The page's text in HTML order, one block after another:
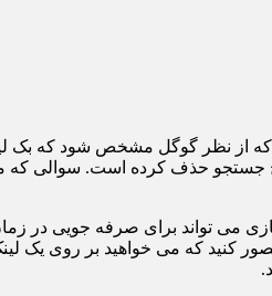
که از نظر گوگل مشخص شود که بک
جستجو حذف کرده است. سوالی که
می تواند برای صرفه جویی در
کنید که می خواهید بر روی یک